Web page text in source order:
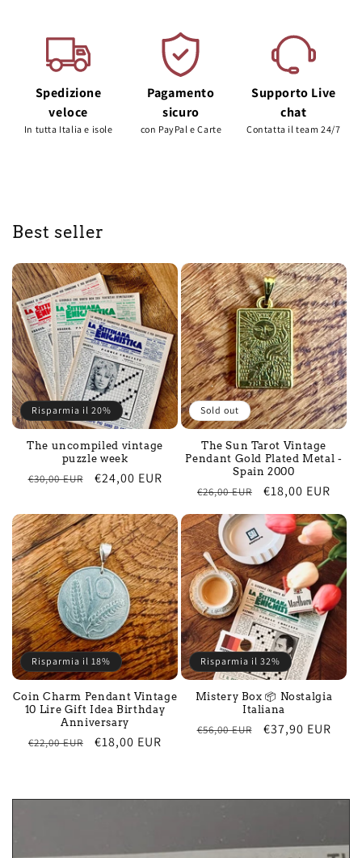
Spedizione
veloce
In tutta Italia e isole
Pagamento
sicuro
con PayPal e Carte
Supporto Live
chat
Contatta il team 24/7
Best seller
Risparmia il 20%
The uncompiled vintage
puzzle week
Regular
€30,00 EUR
Sale
€24,00 EUR
Sold out
The Sun Tarot Vintage
Pendant Gold Plated Metal -
Spain 2000
Regular
€26,00 EUR
Sale
€18,00 EUR
Risparmia il 18%
Coin Charm Pendant Vintage
10 Lire Gift Idea Birthday
Anniversary
Regular
€22,00 EUR
Sale
€18,00 EUR
Risparmia il 32%
Mistery Box 📦 Nostalgia
Italiana
Regular
€56,00 EUR
Sale
€37,90 EUR